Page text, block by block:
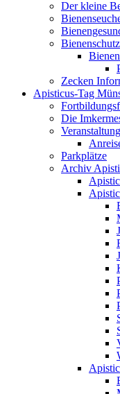
Der kleine
Bienenschutz
Zecken
Apisticus-Tag
Die
Parkplätze
Archiv